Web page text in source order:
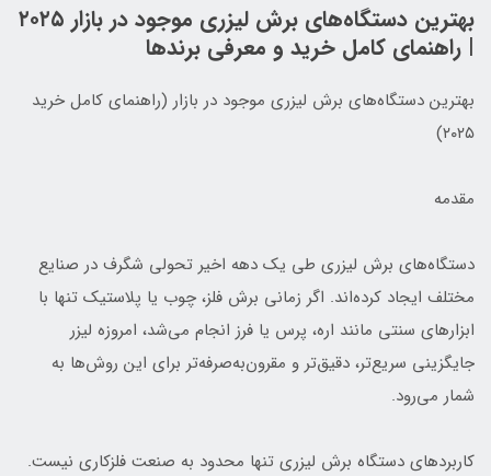
بهترین دستگاه‌های برش لیزری موجود در بازار ۲۰۲۵
| راهنمای کامل خرید و معرفی برندها
بهترین دستگاه‌های برش لیزری موجود در بازار (راهنمای کامل خرید
۲۰۲۵)
مقدمه
دستگاه‌های برش لیزری طی یک دهه اخیر تحولی شگرف در صنایع
مختلف ایجاد کرده‌اند. اگر زمانی برش فلز، چوب یا پلاستیک تنها با
ابزارهای سنتی مانند اره، پرس یا فرز انجام می‌شد، امروزه لیزر
جایگزینی سریع‌تر، دقیق‌تر و مقرون‌به‌صرفه‌تر برای این روش‌ها به
شمار می‌رود.
کاربردهای دستگاه برش لیزری تنها محدود به صنعت فلزکاری نیست.